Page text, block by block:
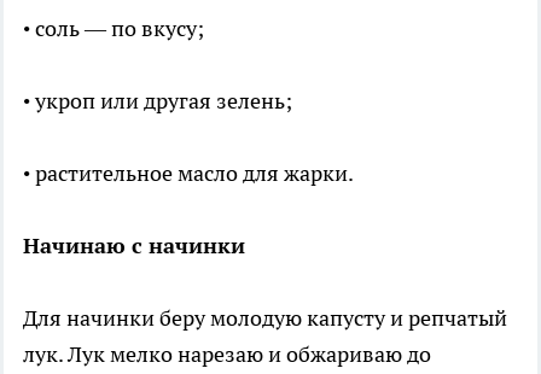
• соль — по вкусу;
• укроп или другая зелень;
• растительное масло для жарки.
Начинаю с начинки
Для начинки беру молодую капусту и репчатый
лук. Лук мелко нарезаю и обжариваю до